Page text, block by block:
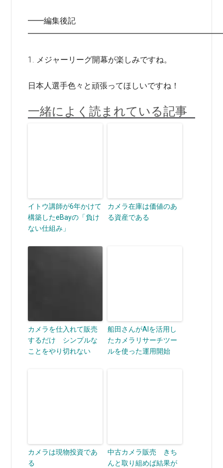
━━編集後記
1. メジャーリーグ開幕が楽しみですね。
日本人選手色々と頑張ってほしいですね！
一緒によく読まれている記事
イトウ講師が6年かけて
構築したeBayの「負け
ない仕組み」
カメラ在庫は価値のあ
る資産である
カメラを仕入れて販売
するだけ シンプルな
ことをやり切れない
船田さんがAIを活用し
たカメラリサーチツー
ルを使った運用開始
カメラは現物投資であ
る
中古カメラ販売 きち
んと取り組めば結果が